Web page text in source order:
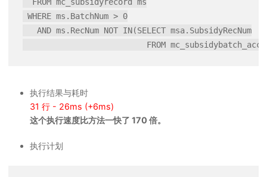
WHERE ms.BatchNum > 0
   AND ms.RecNum NOT IN(SELECT msa.SubsidyRecNum
执行结果与耗时
31 行 - 26ms (+6ms)
这个执行速度比方法一快了 170 倍。
执行计划